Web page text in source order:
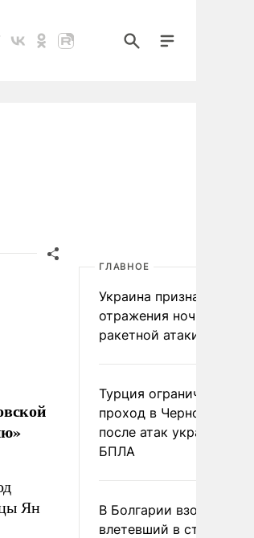
Ян
ГЛАВНОЕ
Украина признала
отражения ночной
ракетной атаки
Турция ограничила
проход в Черное море
после атак украинских
БПЛА
В Болгарии взорвался
влетевший в страну из